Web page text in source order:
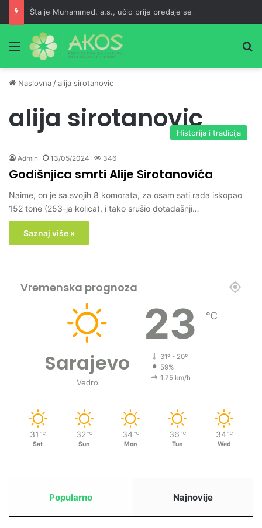
Meni
Naslovna /alija sirotanovic
alija sirotanovicHistorija i tradicija
Admin 13/05/2024 346
Godišnjica smrti Alije Sirotanovića
Naime, on je sa svojih 8 komorata, za osam sati rada iskopao
152 tone (253-ja kolica), i tako srušio dotadašnji…
Saznaj više »
Vremenska prognoza
Sarajevo
Vedro
23 ℃
31º - 20º
59%
1.75 km/h
31 ℃
Sat
32 ℃
Sun
34 ℃
Mon
36 ℃
Tue
34 ℃
Wed
Popularno Najnovije